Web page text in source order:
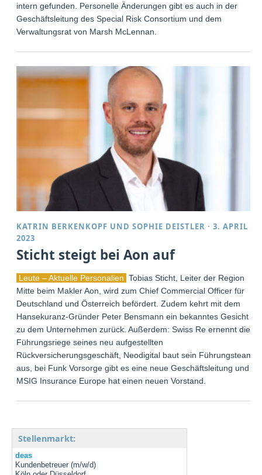
intern gefunden. Personelle Änderungen gibt es auch in der
Geschäftsleitung des Special Risk Consortium und dem
Verwaltungsrat von Marsh McLennan.
KATRIN BERKENKOPF UNDSOPHIE DEISTLER ·3. APRIL
2023
Sticht steigt bei Aon auf
Leute – Aktuelle Personalien Tobias Sticht, Leiter der Region
Mitte beim Makler Aon, wird zum Chief Commercial Officer für
Deutschland und Österreich befördert. Zudem kehrt mit dem
Hansekuranz-Gründer Peter Bensmann ein bekanntes Gesicht
zu dem Unternehmen zurück. Außerdem: Swiss Re ernennt die
Führungsriege seines neu aufgestellten
Rückversicherungsgeschäft, Neodigital baut sein Führungsteam
aus, bei Funk Vorsorge gibt es eine neue Geschäftsleitung und
MSIG Insurance Europe hat einen neuen Vorstand.
Stellenmarkt:
deas
Kundenbetreuer (m/w/d)